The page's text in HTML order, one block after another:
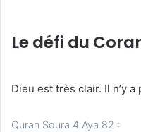
Le défi du
Dieu est très clair. Il n’y a
Quran Soura 4 Aya 82 :